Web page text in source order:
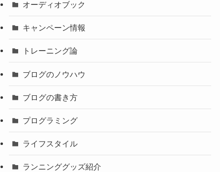
オーディオブック
キャンペーン情報
トレーニング論
ブログのノウハウ
ブログの書き方
プログラミング
ライフスタイル
ランニンググッズ紹介